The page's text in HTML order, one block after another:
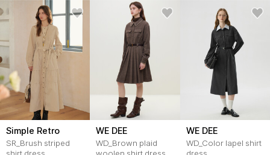
Simple Retro
SR_Brush striped
shirt dress
WE DEE
WD_Brown plaid
woolen shirt dress
WE DEE
WD_Color lapel shirt
dress